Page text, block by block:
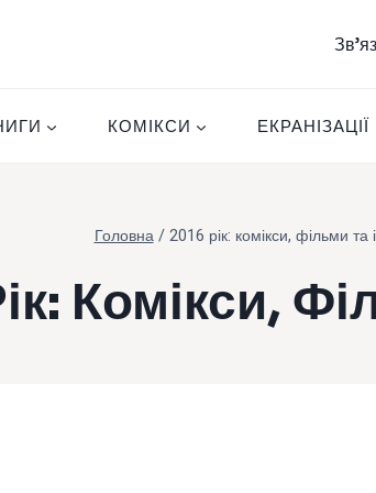
КОМІКСИ ЕКРАНІЗАЦІЇ
Головна / 2016 рік: комікси, фільми та
Комікси,